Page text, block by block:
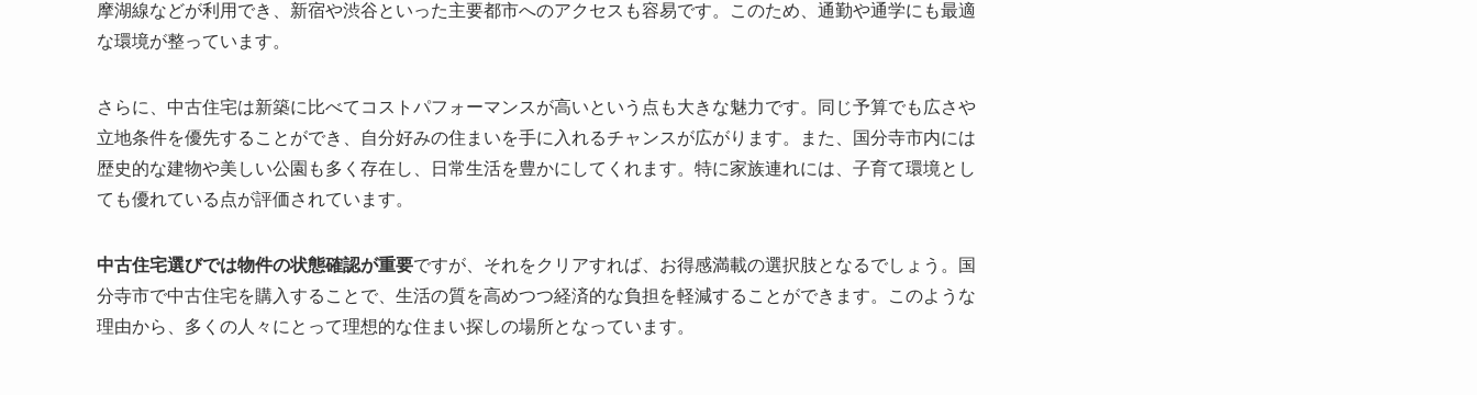
摩湖線などが利用でき、新宿や渋谷といった主要都市へのアクセスも容易です。このため、通勤や通学にも最適
な環境が整っています。
さらに、中古住宅は新築に比べてコストパフォーマンスが高いという点も大きな魅力です。同じ予算でも広さや
立地条件を優先することができ、自分好みの住まいを手に入れるチャンスが広がります。また、国分寺市内には
歴史的な建物や美しい公園も多く存在し、日常生活を豊かにしてくれます。特に家族連れには、子育て環境とし
ても優れている点が評価されています。
中古住宅選びでは物件の状態確認が重要ですが、それをクリアすれば、お得感満載の選択肢となるでしょう。国
分寺市で中古住宅を購入することで、生活の質を高めつつ経済的な負担を軽減することができます。このような
理由から、多くの人々にとって理想的な住まい探しの場所となっています。